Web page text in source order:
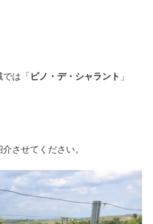
は「 ピノ・デ・シャラント 」
させてください。